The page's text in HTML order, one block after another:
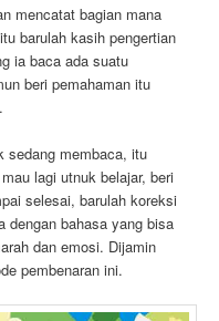
mencatat bagian mana
barulah kasih pengertian
ia baca ada suatu
beri pemahaman itu
sedang membaca, itu
lagi utnuk belajar, beri
selesai, barulah koreksi
dengan bahasa yang bisa
dan emosi. Dijamin
pembenaran ini.